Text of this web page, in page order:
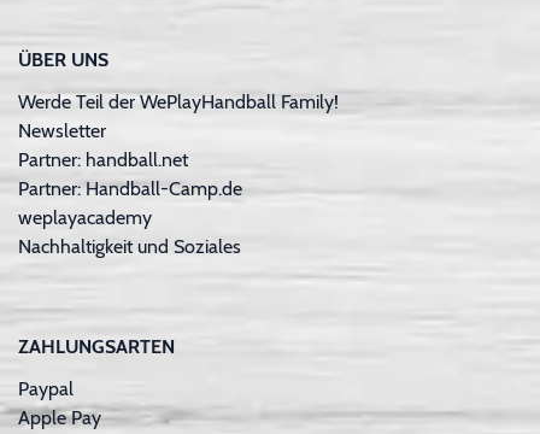
ÜBER UNS
Werde Teil der WePlayHandball Family!
Newsletter
Partner: handball.net
Partner: Handball-Camp.de
weplayacademy
Nachhaltigkeit und Soziales
ZAHLUNGSARTEN
Paypal
Apple Pay